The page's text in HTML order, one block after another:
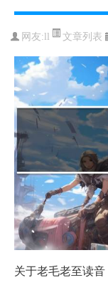
网友: 文章列表
关于老毛老至读